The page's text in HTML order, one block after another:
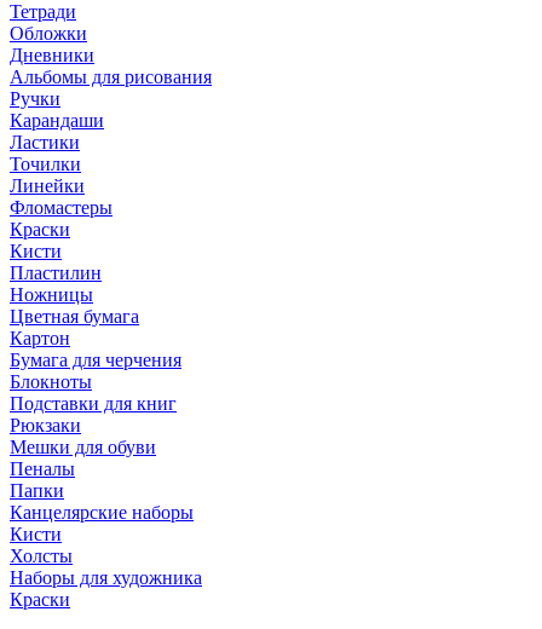
Тетради
Обложки
Дневники
Альбомы для рисования
Ручки
Карандаши
Ластики
Точилки
Линейки
Фломастеры
Краски
Кисти
Пластилин
Ножницы
Цветная бумага
Картон
Бумага для черчения
Блокноты
Подставки для книг
Рюкзаки
Мешки для обуви
Пеналы
Папки
Канцелярские наборы
Кисти
Холсты
Наборы для художника
Краски